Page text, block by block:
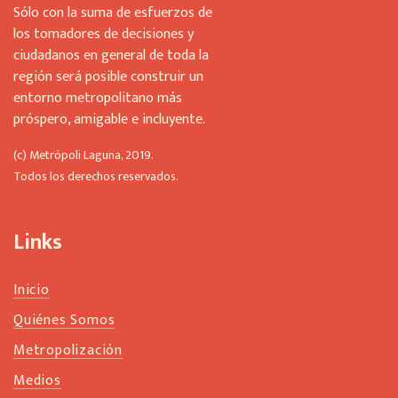
Sólo con la suma de esfuerzos de
los tomadores de decisiones y
ciudadanos en general de toda la
región será posible construir un
entorno metropolitano más
próspero, amigable e incluyente.
(c) Metrópoli Laguna, 2019.
Todos los derechos reservados.
Links
Inicio
Quiénes Somos
Metropolización
Medios